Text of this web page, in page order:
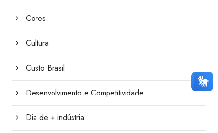
Cores
Cultura
Custo Brasil
Desenvolvimento e Competitividade
Dia de + indústria